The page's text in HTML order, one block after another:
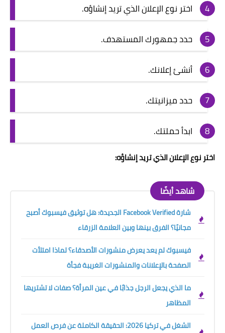
اختر نوع الإعلان الذي تريد إنشاؤه.
حدد جمهورك المستهدف.
أنشئ إعلانك.
حدد ميزانيتك.
ابدأ حملتك.
اختر نوع الإعلان الذي تريد إنشاؤه:
شاهد أيضًا
شارة Facebook Verified الجديدة: هل توثيق فيسبوك أصبح
مجانيًا؟ الفرق بينها وبين العلامة الزرقاء
فيسبوك لم يعد يعرض منشورات الأصدقاء؟ لماذا امتلأت
الصفحة بالإعلانات والمنشورات الغريبة فجأة
ما الذي يجعل الرجل جذابًا في عين المرأة؟ صفات لا تشتريها
المظاهر
الشغل في تركيا 2026: الحقيقة الكاملة عن فرص العمل